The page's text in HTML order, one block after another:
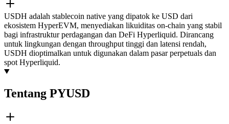
USDH adalah stablecoin native yang dipatok ke USD dari
ekosistem HyperEVM, menyediakan likuiditas on-chain yang stabil
bagi infrastruktur perdagangan dan DeFi Hyperliquid. Dirancang
untuk lingkungan dengan throughput tinggi dan latensi rendah,
USDH dioptimalkan untuk digunakan dalam pasar perpetuals dan
spot Hyperliquid.
Tentang PYUSD